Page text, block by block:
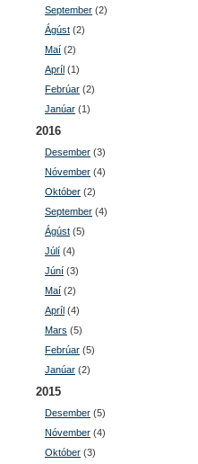
September (2)
Ágúst (2)
Maí (2)
Apríl (1)
Febrúar (2)
Janúar (1)
2016
Desember (3)
Nóvember (4)
Október (2)
September (4)
Ágúst (5)
Júlí (4)
Júní (3)
Maí (2)
Apríl (4)
Mars (5)
Febrúar (5)
Janúar (2)
2015
Desember (5)
Nóvember (4)
Október (3)